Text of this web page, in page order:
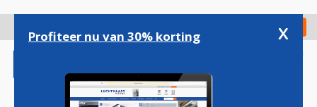
gaan
Check in
Profiteer nu van 30% korting x